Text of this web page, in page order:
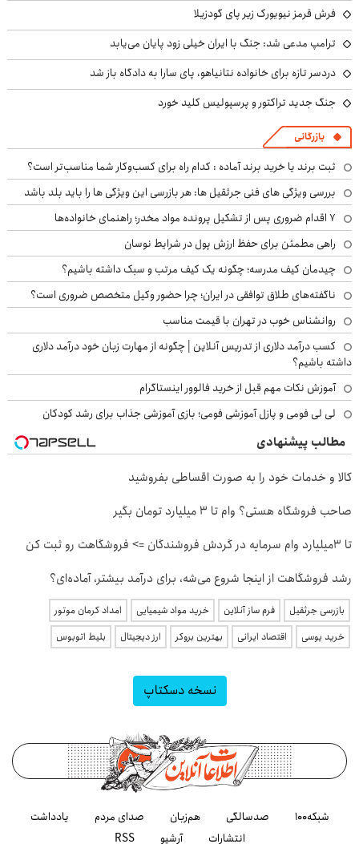
فرش قرمز نیویورک زیر پای گودزیلا
ترامپ مدعی شد: جنگ با ایران خیلی زود پایان می‌یابد
دردسر تازه برای خانواده نتانیاهو، پای سارا به دادگاه باز شد
جنگ جدید تراکتور و پرسپولیس کلید خورد
بازرگانی
ثبت برند یا خرید برند آماده : کدام راه برای کسب‌وکار شما مناسب‌تر است؟
بررسی ویژگی های فنی جرثقیل ها: هر بازرسی این ویژگی ها را باید بلد باشد
۷ اقدام ضروری پس از تشکیل پرونده مواد مخدر؛ راهنمای خانواده‌ها
راهی مطمئن برای حفظ ارزش پول در شرایط نوسان
چیدمان کیف مدرسه؛ چگونه یک کیف مرتب و سبک داشته باشیم؟
ناگفته‌های طلاق توافقی در ایران؛ چرا حضور وکیل متخصص ضروری است؟
روانشناس خوب در تهران با قیمت مناسب
کسب درآمد دلاری از تدریس آنلاین | چگونه از مهارت زبان خود درآمد دلاری
داشته باشیم؟
آموزش نکات مهم قبل از خرید فالوور اینستاگرام
لی لی فومی و پازل آموزشی فومی؛ بازی آموزشی جذاب برای رشد کودکان
مطالب پیشنهادی
کالا و خدمات خود را به صورت اقساطی بفروشید
صاحب فروشگاه هستی؟ وام تا ۳ میلیارد تومان بگیر
تا 3میلیارد وام سرمایه در گردش فروشندگان => فروشگاهت رو ثبت کن
رشد فروشگاهت از اینجا شروع می‌شه، برای درآمد بیشتر، آماده‌ای؟
بازرسی جرثقیل فرم ساز آنلاین خرید مواد شیمیایی
امداد کرمان موتور
خرید یوسی
اقتصاد ایرانی بهترین بروکر ارز دیجیتال بلیط اتوبوس
نسخه دسکتاپ
شبکه۱۰۰ صدسالگی هم‌زبان صدای مردم
یادداشت
انتشارات
آرشیو RSS